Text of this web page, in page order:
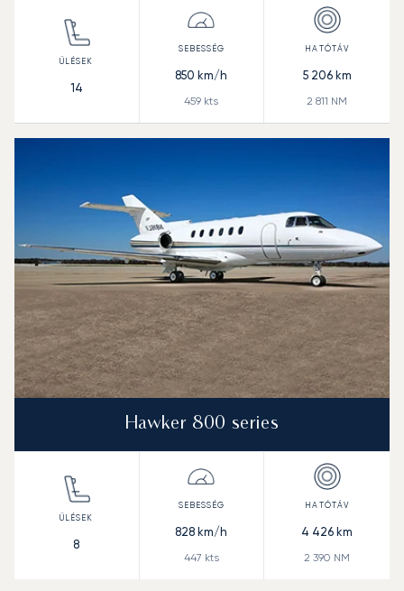
14
850 km/h
459 kts
5 206km
2 811 NM
Hawker 800 series
8
828 km/h
447 kts
4 426 km
2 390 NM